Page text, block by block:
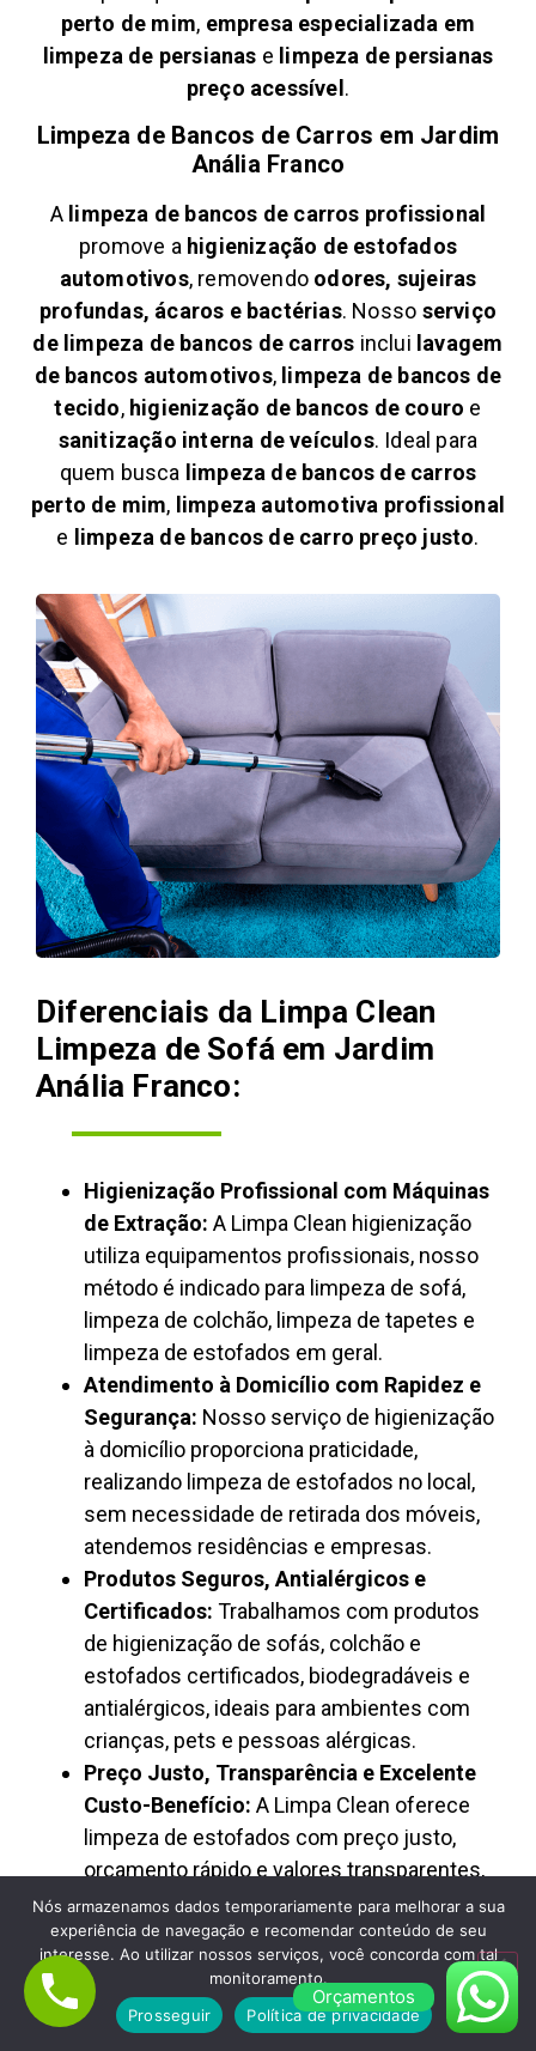
perto de mim, empresa especializada em
limpeza de persianas e limpeza de persianas
preço acessível.
Limpeza de Bancos de Carros em Jardim
Anália Franco
A limpeza de bancos de carros profissional
promove a higienização de estofados
automotivos, removendo odores, sujeiras
profundas, ácaros e bactérias. Nosso serviço
de limpeza de bancos de carros inclui lavagem
de bancos automotivos, limpeza de bancos de
tecido, higienização de bancos de couro e
sanitização interna de veículos. Ideal para
quem busca limpeza de bancos de carros
perto de mim, limpeza automotiva profissional
e limpeza de bancos de carro preço justo.
Diferenciais da Limpa Clean
Limpeza de Sofá em Jardim
Anália Franco:
Higienização Profissional com Máquinas
de Extração: A Limpa Clean higienização
utiliza equipamentos profissionais, nosso
método é indicado para limpeza de sofá,
limpeza de colchão, limpeza de tapetes e
limpeza de estofados em geral.
Atendimento à Domicílio com Rapidez e
Segurança: Nosso serviço de higienização
à domicílio proporciona praticidade,
realizando limpeza de estofados no local,
sem necessidade de retirada dos móveis,
atendemos residências e empresas.
Produtos Seguros, Antialérgicos e
Certificados: Trabalhamos com produtos
de higienização de sofás, colchão e
estofados certificados, biodegradáveis e
antialérgicos, ideais para ambientes com
crianças, pets e pessoas alérgicas.
Preço Justo, Transparência e Excelente
Custo-Benefício: A Limpa Clean oferece
limpeza de estofados com preço justo,
orçamento rápido e valores transparentes,
sendo reconhecida como empresa
confiável de higienização profissional.
Orçamentos
Nós armazenamos dados temporariamente para melhorar a sua
experiência de navegação e recomendar conteúdo de seu
interesse. Ao utilizar nossos serviços, você concorda com tal
monitoramento.
Prosseguir
Política de privacidade